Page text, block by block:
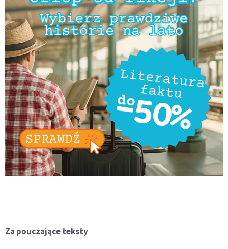
Za pouczające teksty